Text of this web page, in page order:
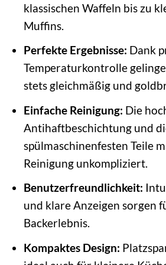
klassischen Waffeln bis zu
Muffins.
Perfekte Ergebnisse: Dank
Temperaturkontrolle
stets gleichmäßig und
Einfache Reinigung: Die
Antihaftbeschichtung und
spülmaschinenfesten Teile
Reinigung unkompliziert.
Benutzerfreundlichkeit:
und klare Anzeigen sorgen
Backerlebnis.
Kompaktes Design: